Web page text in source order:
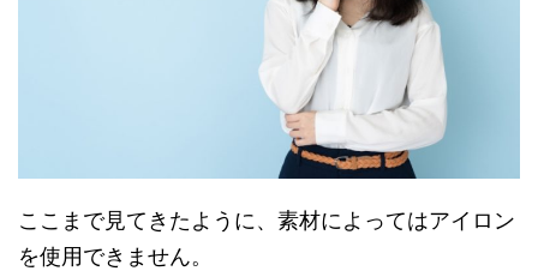
ここまで見てきたように、素材によってはアイロン
を使用できません。